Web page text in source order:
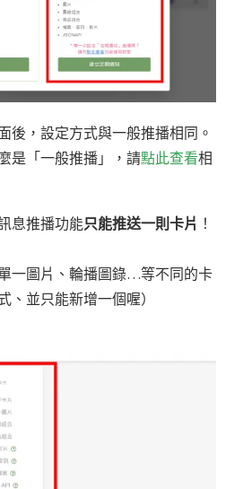
後，設定方式與一般推播相同。
是「一般推播」，請點此查看相
息推播功能只能推送一則卡片 ！
一圖片、輪播圖錄…等不同的卡
、並只能新增一個喔）